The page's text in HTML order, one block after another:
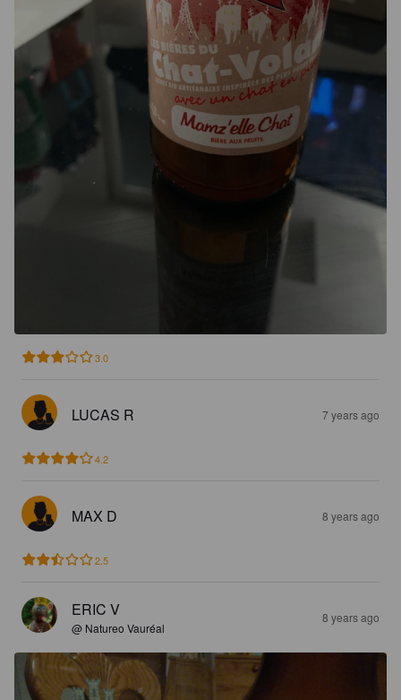
3.0
LUCAS R 7 years ago
4.2
MAX D 8 years ago
2.5
ERIC V
@ Natureo Vauréal
8 years ago